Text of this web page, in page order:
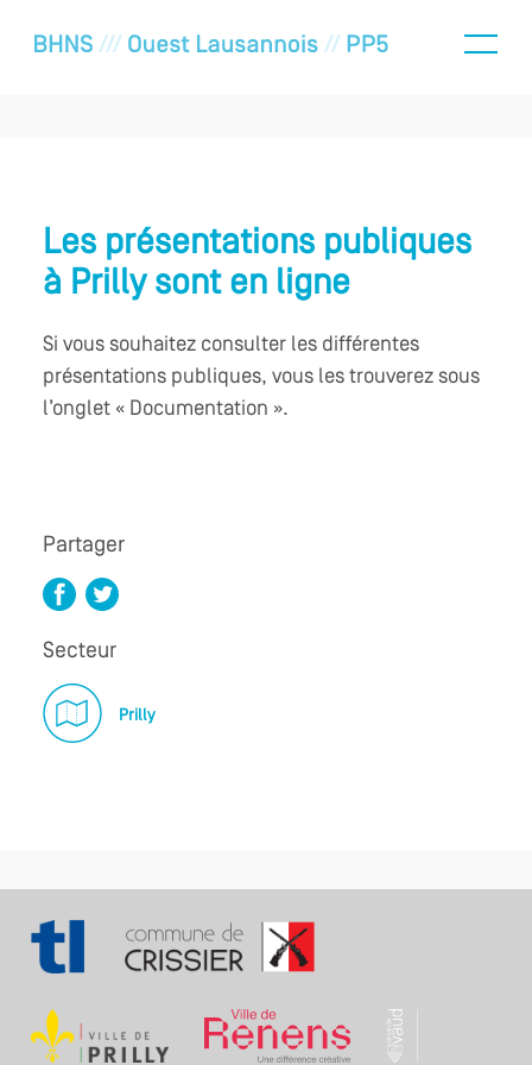
Les présentations publiques
à Prilly sont en ligne
Si vous souhaitez consulter les différentes
présentations publiques, vous les trouverez sous
l’onglet « Documentation ».
Partager
Secteur
Prilly